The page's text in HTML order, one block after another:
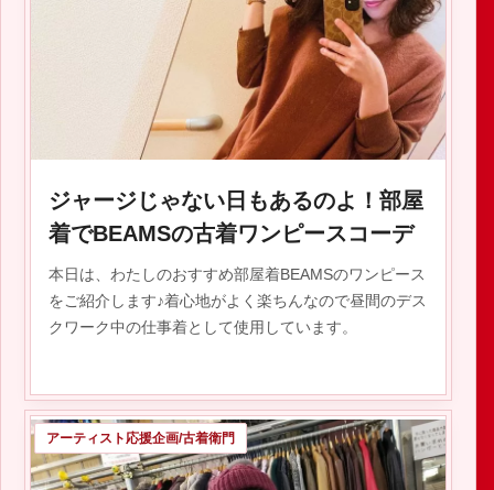
2020.01.13
ジャージじゃない日もあるのよ！部屋
着でBEAMSの古着ワンピースコーデ
本日は、わたしのおすすめ部屋着BEAMSのワンピース
をご紹介します♪着心地がよく楽ちんなので昼間のデス
クワーク中の仕事着として使用しています。
アーティスト応援企画/古着衛門